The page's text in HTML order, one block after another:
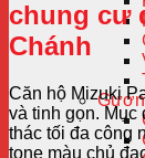
chung cư
Chánh
Căn hộ Mizuki
và tinh gọn. Mục
thác tối đa công
tone màu chủ